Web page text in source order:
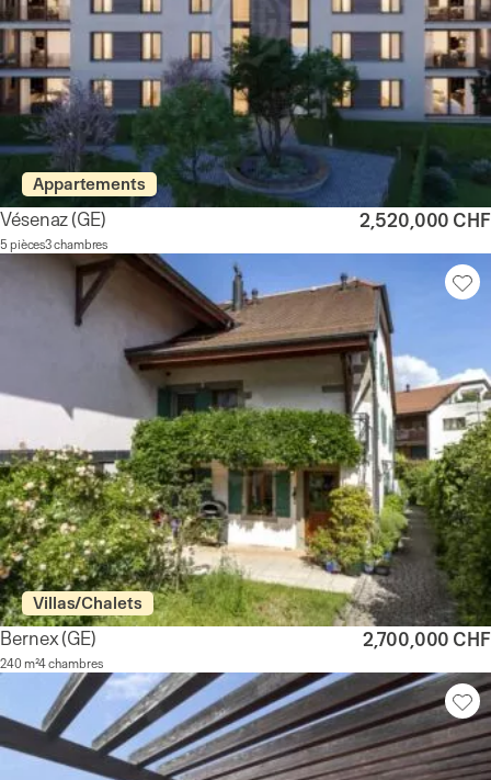
Appartements
Vésenaz(GE)
5 pièces3 chambres
2,520,000 CHF
Villas/Chalets
Bernex(GE)
240 m²4 chambres
2,700,000 CHF